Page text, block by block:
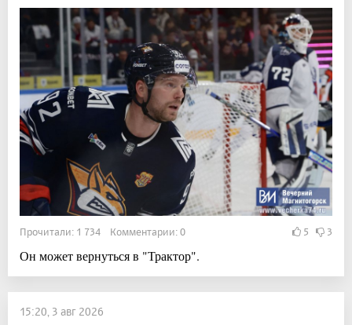
Прочитали: 1 734 Комментарии: 0 5 3
Он может вернуться в "Трактор".
15:20, 3 авг 2026